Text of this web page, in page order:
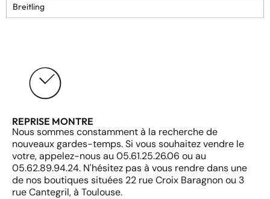
Breitling
REPRISE MONTRE
Nous sommes constamment à la recherche de
nouveaux gardes-temps. Si vous souhaitez vendre le
votre, appelez-nous au 05.61.25.26.06 ou au
05.62.89.94.24. N'hésitez pas à vous rendre dans une
de nos boutiques situées 22 rue Croix Baragnon ou 3
rue Cantegril, à Toulouse.